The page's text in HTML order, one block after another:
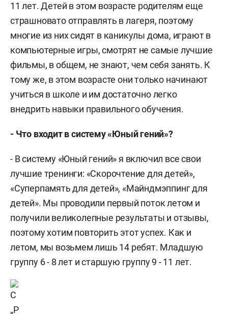
11 лет. Детей в этом возрасте родителям еще
страшновато отправлять в лагеря, поэтому
многие из них сидят в каникулы дома, играют в
компьютерные игры, смотрят не самые лучшие
фильмы, в общем, не знают, чем себя занять. К
тому же, в этом возрасте они только начинают
учиться в школе и им достаточно легко
внедрить навыки правильного обучения.
- Что входит в систему «Юный гений»?
- В систему «Юный гений» я включил все свои
лучшие тренинги: «Скорочтение для детей»,
«Суперпамять для детей», «Майндмэппинг для
детей». Мы проводили первый поток летом и
получили великолепные результаты и отзывы,
поэтому хотим повторить этот успех. Как и
летом, мы возьмем лишь 14 ребят. Младшую
группу 6 - 8 лет и старшую группу 9 - 11 лет.